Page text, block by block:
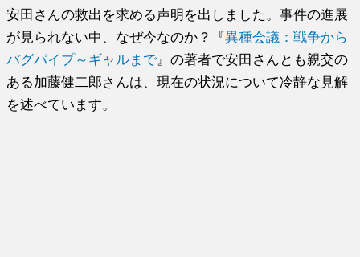
安田さんの救出を求める声明を出しました。事件の進展
が見られない中、なぜ今なのか？『異種会議：戦争から
バグパイプ～ギャルまで 』の著者で安田さんとも親交の
ある加藤健二郎さんは、現在の状況について冷静な見解
を述べています。